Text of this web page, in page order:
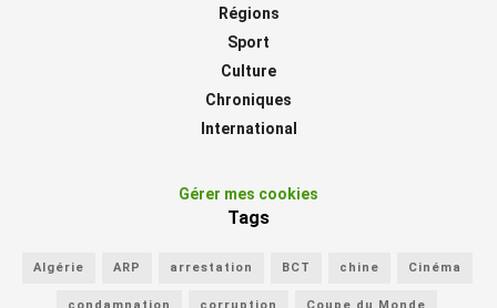
Régions
Sport
Culture
Chroniques
International
Gérer mes cookies
Tags
Algérie ARP arrestation BCT chine Cinéma
condamnation corruption Coupe du Monde